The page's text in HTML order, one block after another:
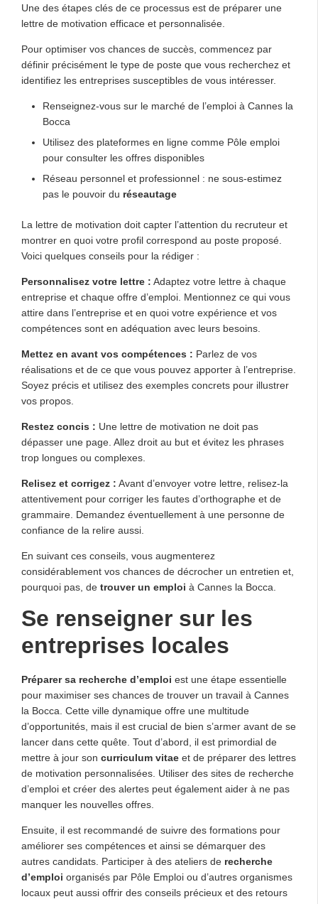
Une des étapes clés de ce processus est de préparer une
lettre de motivation efficace et personnalisée.
Pour optimiser vos chances de succès, commencez par
définir précisément le type de poste que vous recherchez et
identifiez les entreprises susceptibles de vous intéresser.
Renseignez-vous sur le marché de l’emploi à Cannes la
Bocca
Utilisez des plateformes en ligne comme Pôle emploi
pour consulter les offres disponibles
Réseau personnel et professionnel : ne sous-estimez
pas le pouvoir du réseautage
La lettre de motivation doit capter l’attention du recruteur et
montrer en quoi votre profil correspond au poste proposé.
Voici quelques conseils pour la rédiger :
Personnalisez votre lettre : Adaptez votre lettre à chaque
entreprise et chaque offre d’emploi. Mentionnez ce qui vous
attire dans l’entreprise et en quoi votre expérience et vos
compétences sont en adéquation avec leurs besoins.
Mettez en avant vos compétences : Parlez de vos
réalisations et de ce que vous pouvez apporter à l’entreprise.
Soyez précis et utilisez des exemples concrets pour illustrer
vos propos.
Restez concis : Une lettre de motivation ne doit pas
dépasser une page. Allez droit au but et évitez les phrases
trop longues ou complexes.
Relisez et corrigez : Avant d’envoyer votre lettre, relisez-la
attentivement pour corriger les fautes d’orthographe et de
grammaire. Demandez éventuellement à une personne de
confiance de la relire aussi.
En suivant ces conseils, vous augmenterez
considérablement vos chances de décrocher un entretien et,
pourquoi pas, de trouver un emploi à Cannes la Bocca.
Se renseigner sur les
entreprises locales
Préparer sa recherche d’emploi est une étape essentielle
pour maximiser ses chances de trouver un travail à Cannes
la Bocca. Cette ville dynamique offre une multitude
d’opportunités, mais il est crucial de bien s’armer avant de se
lancer dans cette quête. Tout d’abord, il est primordial de
mettre à jour son curriculum vitae et de préparer des lettres
de motivation personnalisées. Utiliser des sites de recherche
d’emploi et créer des alertes peut également aider à ne pas
manquer les nouvelles offres.
Ensuite, il est recommandé de suivre des formations pour
améliorer ses compétences et ainsi se démarquer des
autres candidats. Participer à des ateliers de recherche
d’emploi organisés par Pôle Emploi ou d’autres organismes
locaux peut aussi offrir des conseils précieux et des retours